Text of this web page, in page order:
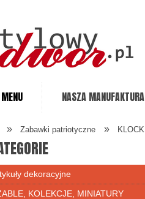
MENU NASZA MANUFAKTURA
» Zabawki patriotyczne » KLOCKI
dekoracyjne
KOLEKCJE, MINIATURY